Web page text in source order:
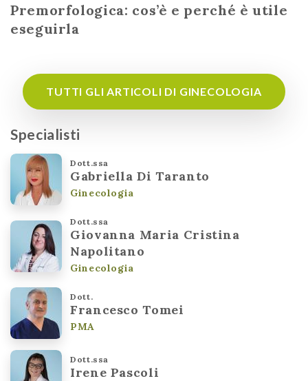
Premorfologica: cos’è e perché è utile
eseguirla
TUTTI GLI ARTICOLI DI GINECOLOGIA
Specialisti
Dott.ssa
Gabriella Di Taranto
Ginecologia
Dott.ssa
Giovanna Maria Cristina
Napolitano
Ginecologia
Dott.
Francesco Tomei
PMA
Dott.ssa
Irene Pascoli